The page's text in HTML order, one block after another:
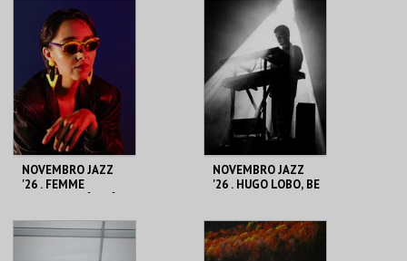
CASA DA
CRIATIVIDADE
MAIS INFO
COMPRAR
CASA DA
CRIATIVIDADE
MAIS INFO
COMPRAR
NOVEMBRO JAZZ
'26 . FEMME
CASA DA
CRIATIVIDADE
NOVEMBRO JAZZ
'26 . HUGO LOBO, BE
CASA DA
CRIATIVIDADE